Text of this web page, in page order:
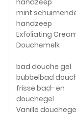
handzeep
mint
handzeep
Exfoliating
Douchemelk
bad douche gel
bubbelbad
frisse bad- en
douchegel
Vanille